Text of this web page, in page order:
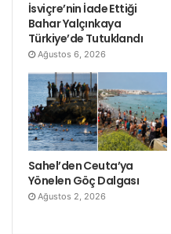
İsviçre’nin İade Ettiği
Bahar Yalçınkaya
Türkiye’de Tutuklandı
Ağustos 6, 2026
Sahel’den Ceuta’ya
Yönelen Göç Dalgası
Ağustos 2, 2026